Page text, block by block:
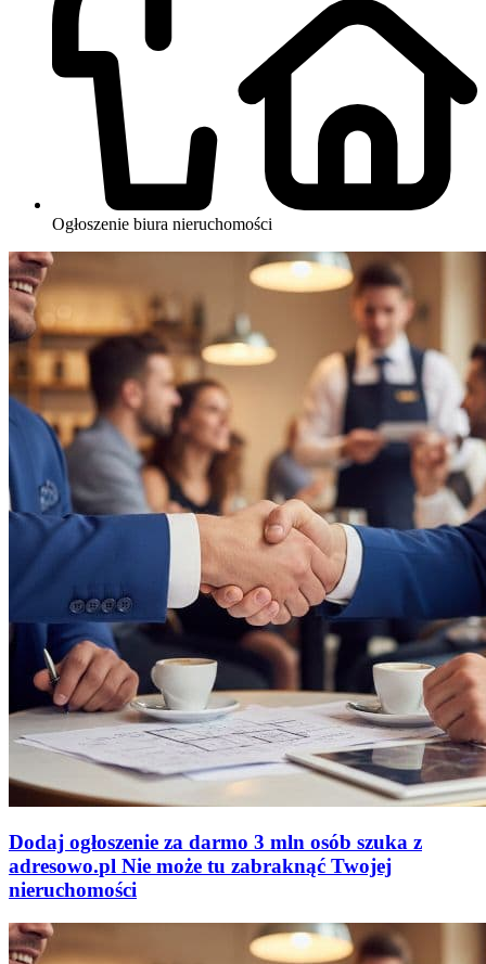
Ogłoszenie biura nieruchomości
Dodaj ogłoszenie za darmo 3 mln osób szuka z
adresowo.pl Nie może tu zabraknąć Twojej
nieruchomości